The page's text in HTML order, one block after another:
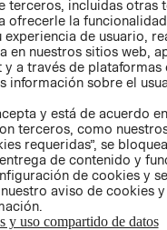
COOKIES
LIBRO DE
terceros, incluidas otras
ofrecerle la
de usuario,
en nuestros sitios web,
a través de plataformas
información sobre el
y está de acuerdo
terceros, como
requeridas”, se
de contenido y
de cookies y
aviso de cookies
y uso compartido de datos